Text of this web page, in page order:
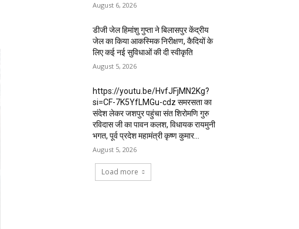
August 6, 2026
डीजी जेल हिमांशु गुप्ता ने बिलासपुर केंद्रीय
जेल का किया आकस्मिक निरीक्षण, कैदियों के
लिए कई नई सुविधाओं की दी स्वीकृति
August 5, 2026
https://youtu.be/HvfJFjMN2Kg?
si=CF-7K5YfLMGu-cdz समरसता का
संदेश लेकर जशपुर पहुंचा संत शिरोमणि गुरु
रविदास जी का पावन कलश, विधायक रायमुनी
भगत, पूर्व प्रदेश महामंत्री कृष्ण कुमार...
August 5, 2026
Load more